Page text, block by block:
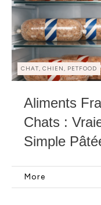
CHAT, CHIEN, PETFOOD
Aliments
Chats :
Simple
More